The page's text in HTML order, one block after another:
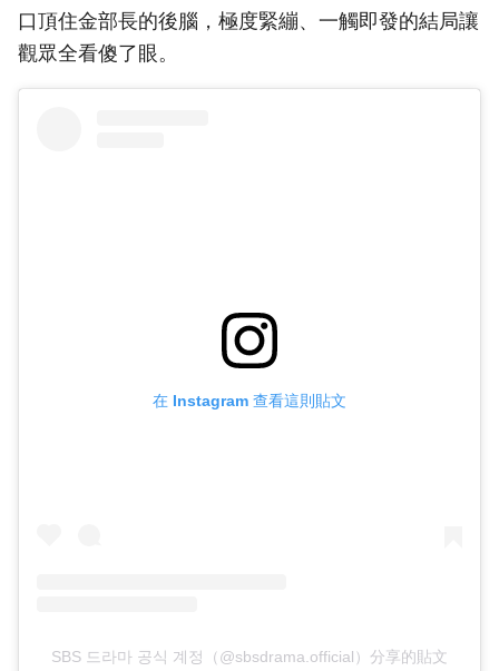
口頂住金部長的後腦，極度緊繃、一觸即發的結局讓
觀眾全看傻了眼。
在 Instagram 查看這則貼文
SBS 드라마 공식 계정（@sbsdrama.official）分享的貼文